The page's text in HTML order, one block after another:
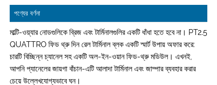
পণ্যের বর্ণনা
মাল্টি-ওয়্যার নোডগুলিকে ব্রিজ এবং টার্মিনালগুলির একটি ধাঁধা হতে হবে না। PT2.5
QUATTRO ফিড থ্রু দিন রেল টার্মিনাল ব্লক একটি স্মার্ট উপায় অফার করে:
চারটি বিচ্ছিন্ন চ্যানেল সহ একটি অল-ইন-ওয়ান ফিড-থ্রু মডিউল। এখনই,
আপনি প্যানেলের জায়গা বাঁচান-এটি আলাদা টার্মিনাল এবং জাম্পার ব্যবহার করার
চেয়ে উল্লেখযোগ্যভাবে ঘন।